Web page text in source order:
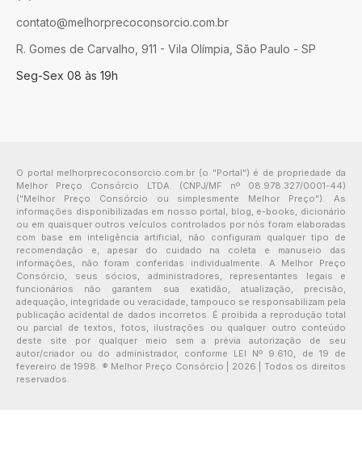
contato@melhorprecoconsorcio.com.br
R. Gomes de Carvalho, 911 - Vila Olímpia, São Paulo - SP
Seg-Sex 08 às 19h
O portal melhorprecoconsorcio.com.br (o "Portal") é de propriedade da
Melhor Preço Consórcio LTDA. (CNPJ/MF nº 08.978.327/0001-44)
("Melhor Preço Consórcio ou simplesmente Melhor Preço"). As
informações disponibilizadas em nosso portal, blog, e-books, dicionário
ou em quaisquer outros veículos controlados por nós foram elaboradas
com base em inteligência artificial, não configuram qualquer tipo de
recomendação e, apesar do cuidado na coleta e manuseio das
informações, não foram conferidas individualmente. A Melhor Preço
Consórcio, seus sócios, administradores, representantes legais e
funcionários não garantem sua exatidão, atualização, precisão,
adequação, integridade ou veracidade, tampouco se responsabilizam pela
publicação acidental de dados incorretos. É proibida a reprodução total
ou parcial de textos, fotos, ilustrações ou qualquer outro conteúdo
deste site por qualquer meio sem a prévia autorização de seu
autor/criador ou do administrador, conforme LEI Nº 9.610, de 19 de
fevereiro de 1998. ® Melhor Preço Consórcio | 2026 | Todos os direitos
reservados.